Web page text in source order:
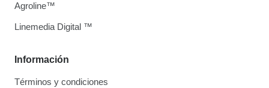
Información
Términos y condiciones
Agroline™
Linemedia Digital ™